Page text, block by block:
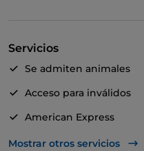
Servicios
Se admiten animales
Acceso para inválidos
American Express
Se habla inglés
Mostrar otros servicios